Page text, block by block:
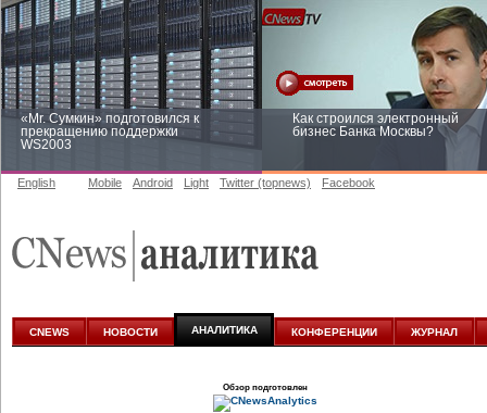
«Mr. Сумкин» подготовился к
прекращению поддержки
WS2003
Как строился электронный
бизнес Банка Москвы?
аналитике
English Mobile Android Light Twitter (topnews) Facebook
CNEWS НОВОСТИ АНАЛИТИКА КОНФЕРЕНЦИИ ЖУРНАЛ
Обзор подготовлен